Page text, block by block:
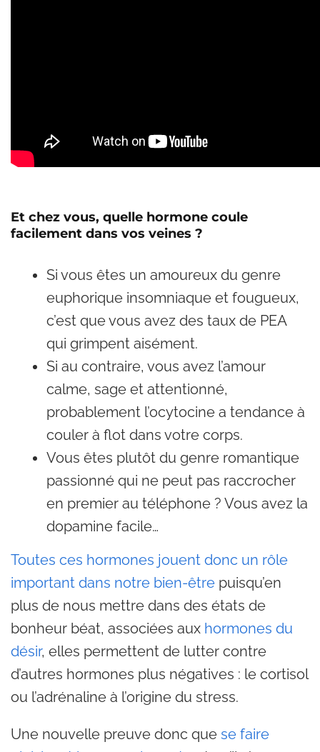
Et chez vous, quelle hormone coule
facilement dans vos veines ?
Si vous êtes un amoureux du genre
euphorique insomniaque et fougueux,
c’est que vous avez des taux de PEA
qui grimpent aisément.
Si au contraire, vous avez l’amour
calme, sage et attentionné,
probablement l’ocytocine a tendance à
couler à flot dans votre corps.
Vous êtes plutôt du genre romantique
passionné qui ne peut pas raccrocher
en premier au téléphone ? Vous avez la
dopamine facile…
Toutes ces hormones jouent donc un rôle
important dans notre bien-être puisqu’en
plus de nous mettre dans des états de
bonheur béat, associées aux hormones du
désir, elles permettent de lutter contre
d’autres hormones plus négatives : le cortisol
ou l’adrénaline à l’origine du stress.
Une nouvelle preuve donc que se faire